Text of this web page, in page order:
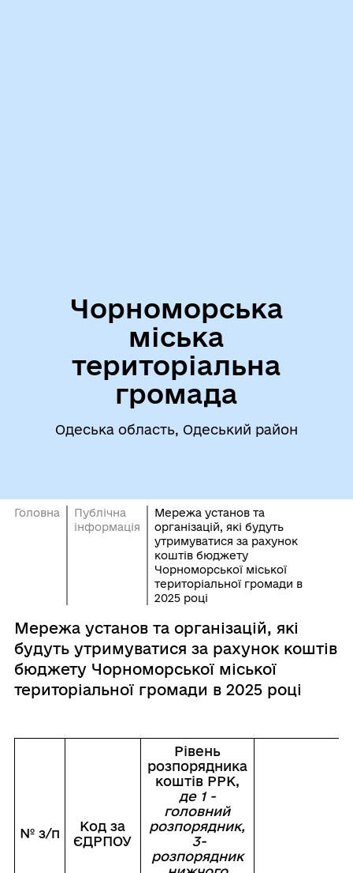
Чорноморська
міська
територіальна
громада
Одеська область, Одеський район
Головна
Публічна
інформація
Мережа установ та
організацій, які будуть
утримуватися за рахунок
коштів бюджету
Чорноморської міської
територіальної громади в
2025 році
Мережа установ та організацій, які
будуть утримуватися за рахунок коштів
бюджету Чорноморської міської
територіальної громади в 2025 році
№ з/п
Код за
ЄДРПОУ
Рівень
розпорядника
коштів РРК,
де 1 -
головний
розпорядник,
3-
розпорядник